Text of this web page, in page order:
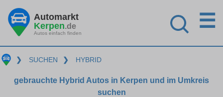
Automarkt
Kerpen.de
Autos einfach finden
☰
❯ SUCHEN ❯ HYBRID
gebrauchte Hybrid Autos in Kerpen und im Umkreis
suchen